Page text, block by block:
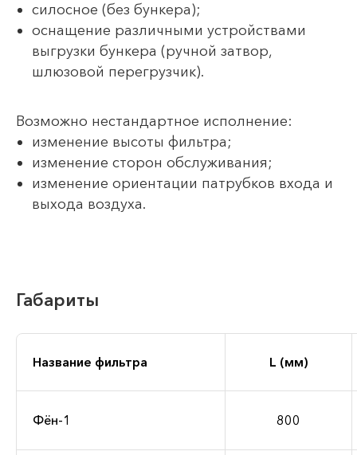
силосное (без бункера);
оснащение различными устройствами
выгрузки бункера (ручной затвор,
шлюзовой перегрузчик).
Возможно нестандартное исполнение:
изменение высоты фильтра;
изменение сторон обслуживания;
изменение ориентации патрубков входа и
выхода воздуха.
Габариты
Название фильтра L (мм)
Фён-1 800